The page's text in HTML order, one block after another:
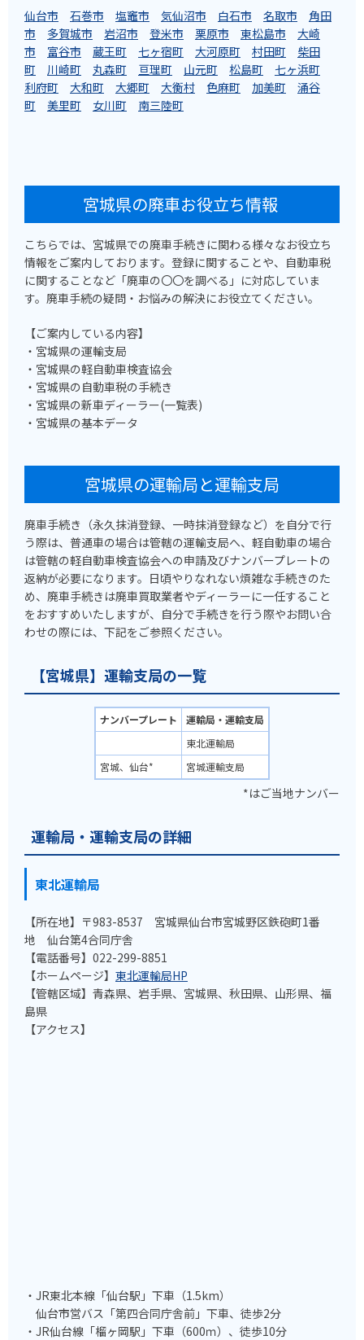
仙台市 石巻市 塩竈市 気仙沼市 白石市 名取市
角田
市
多賀城市 岩沼市 登米市 栗原市 東松島市
大崎
市
富谷市 蔵王町 七ヶ宿町 大河原町 村田町
柴田
町
川崎町 丸森町 亘理町 山元町 松島町
七ヶ浜町
利府町
大和町 大郷町 大衡村 色麻町 加美町
涌谷
町
美里町 女川町 南三陸町
宮城県の廃車お役立ち情報
こちらでは、宮城県での廃車手続きに関わる様々なお役立ち
情報をご案内しております。登録に関することや、自動車税
に関することなど「廃車の〇〇を調べる」に対応していま
す。廃車手続の疑問・お悩みの解決にお役立てください。
【ご案内している内容】
・宮城県の運輸支局
・宮城県の軽自動車検査協会
・宮城県の自動車税の手続き
・宮城県の新車ディーラー(一覧表)
・宮城県の基本データ
宮城県の運輸局と運輸支局
廃車手続き（永久抹消登録、一時抹消登録など）を自分で行
う際は、普通車の場合は管轄の運輸支局へ、軽自動車の場合
は管轄の軽自動車検査協会への申請及びナンバープレートの
返納が必要になります。日頃やりなれない煩雑な手続きのた
め、廃車手続きは廃車買取業者やディーラーに一任すること
をおすすめいたしますが、自分で手続きを行う際やお問い合
わせの際には、下記をご参照ください。
【宮城県】運輸支局の一覧
ナンバープレート
運輸局・運輸支局
東北運輸局
宮城、仙台*
宮城運輸支局
*はご当地ナンバー
運輸局・運輸支局の詳細
東北運輸局
【所在地】〒983-8537 宮城県仙台市宮城野区鉄砲町1番
地 仙台第4合同庁舎
【電話番号】022-299-8851
【ホームページ】 東北運輸局HP
【管轄区域】青森県、岩手県、宮城県、秋田県、山形県、福
島県
【アクセス】
・JR東北本線「仙台駅」下車（1.5km）
仙台市営バス「第四合同庁舎前」下車、徒歩2分
・JR仙台線「榴ヶ岡駅」下車（600ｍ）、徒歩10分